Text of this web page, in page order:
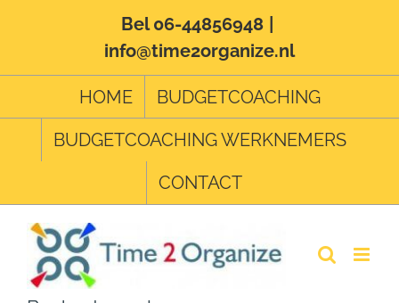
Bel 06-44856948
info@time2organize.nl
HOME
BUDGETCOACHING
BUDGETCOACHING WERKNEMERS
CONTACT